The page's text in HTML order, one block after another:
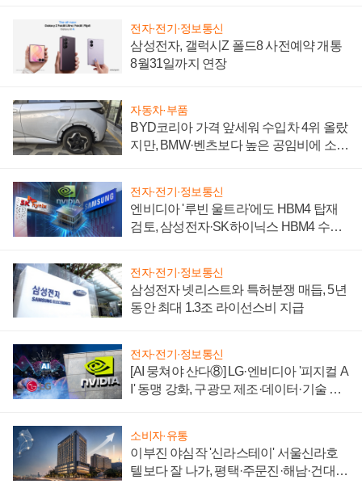
전자·전기·정보통신
삼성전자, 갤럭시Z 폴드8 사전예약 개통
8월31일까지 연장
자동차·부품
BYD코리아 가격 앞세워 수입차 4위 올랐
지만, BMW·벤츠보다 높은 공임비에 소비
전자·전기·정보통신
엔비디아 '루빈 울트라'에도 HBM4 탑재
검토, 삼성전자·SK하이닉스 HBM4 수율
전자·전기·정보통신
삼성전자 넷리스트와 특허분쟁 매듭, 5년
동안 최대 1.3조 라이선스비 지급
전자·전기·정보통신
[AI 뭉쳐야 산다⑧] LG·엔비디아 '피지컬 A
I' 동맹 강화, 구광모 제조·데이터·기술 결
소비자·유통
이부진 야심작 '신라스테이' 서울신라호
텔보다 잘 나가, 평택·주문진·해남·건대로